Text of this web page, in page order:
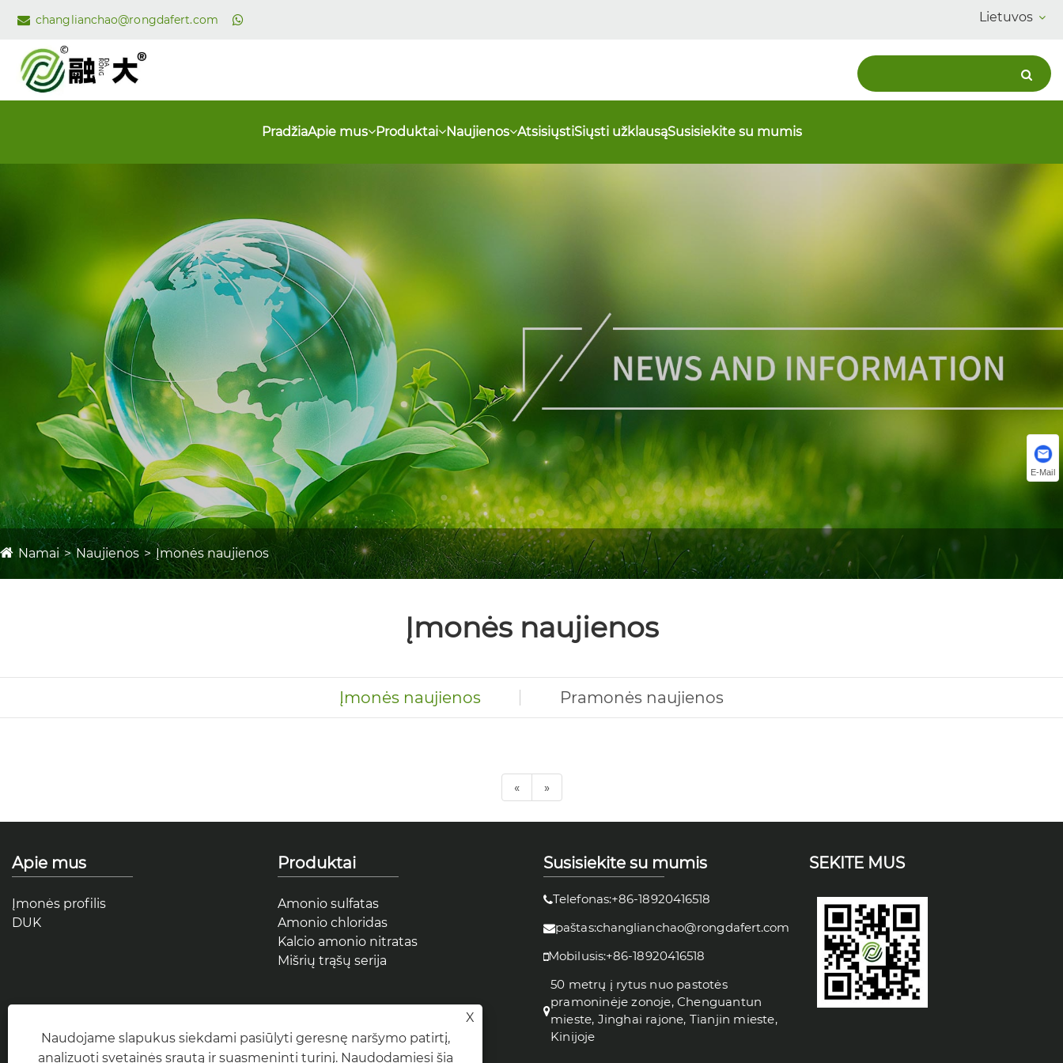
Lietuvos
changlianchao@rongdafert.com
PradžiaApie mus Produktai Naujienos AtsisiųstiSiųsti užklausąSusisiekite su mumis
Namai Naujienos Įmonės naujienos
Įmonės naujienos
Įmonės naujienos Pramonės naujienos
« »
Apie mus
Įmonės profilis
DUK
Produktai
Amonio sulfatas
Amonio chloridas
Kalcio amonio nitratas
Mišrių trąšų serija
Susisiekite su mumis
Telefonas:+86-18920416518
paštas:changlianchao@rongdafert.com
Mobilusis:+86-18920416518
50 metrų į rytus nuo pastotės
pramoninėje zonoje, Chenguantun
mieste, Jinghai rajone, Tianjin mieste,
Kinijoje
SEKITE MUS
E-Mail
X
Naudojame slapukus siekdami pasiūlyti geresnę naršymo patirtį,
analizuoti svetainės srautą ir suasmeninti turinį. Naudodamiesi šia